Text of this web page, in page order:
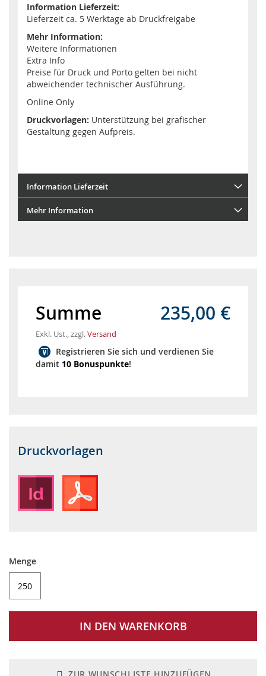
Information Lieferzeit:
Lieferzeit ca. 5 Werktage ab Druckfreigabe
Mehr Information:
Weitere Informationen
Extra Info
Preise für Druck und Porto gelten bei nicht
abweichender technischer Ausführung.
Online Only
Druckvorlagen: Unterstützung bei grafischer
Gestaltung gegen Aufpreis.
Information Lieferzeit
Mehr Information
Summe 235,00 €
Exkl. Ust., zzgl.Versand
Registrieren Sie sich und verdienen Sie
damit 10 Bonuspunkte!
Druckvorlagen
Menge
IN DEN WARENKORB